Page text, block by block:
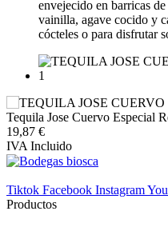
envejecido en barricas
vainilla, agave cocido y
cócteles o para disfrutar
Tequila Jose Cuervo Especial
19,87 €
IVA Incluido
Tiktok Facebook Instagram
Productos